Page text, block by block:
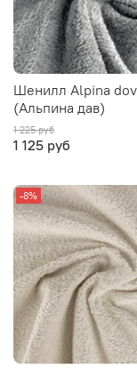
Шенилл Alpina
(Альпина дав)
1 225 руб
1 125 руб
-8%